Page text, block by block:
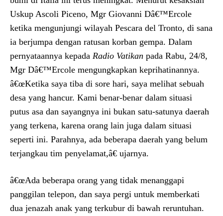
Uskup Ascoli Piceno, Mgr Giovanni Dâ€™Ercole
ketika mengunjungi wilayah Pescara del Tronto, di sana
ia berjumpa dengan ratusan korban gempa. Dalam
pernyataannya kepada Radio Vatikan pada Rabu, 24/8,
Mgr Dâ€™Ercole mengungkapkan keprihatinannya.
â€œKetika saya tiba di sore hari, saya melihat sebuah
desa yang hancur. Kami benar-benar dalam situasi
putus asa dan sayangnya ini bukan satu-satunya daerah
yang terkena, karena orang lain juga dalam situasi
seperti ini. Parahnya, ada beberapa daerah yang belum
terjangkau tim penyelamat,â€ ujarnya.
â€œAda beberapa orang yang tidak menanggapi
panggilan telepon, dan saya pergi untuk memberkati
dua jenazah anak yang terkubur di bawah reruntuhan.